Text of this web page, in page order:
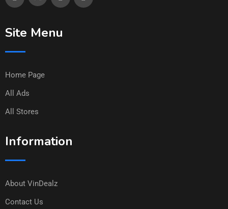
Site Menu
Home Page
All Ads
All Stores
Information
About VinDealz
Contact Us